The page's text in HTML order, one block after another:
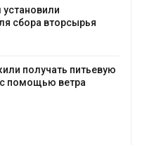
сбора вторсырья
получать питьевую
с помощью ветра